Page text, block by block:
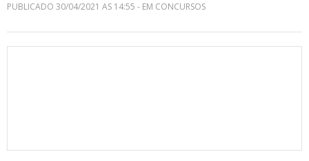
PUBLICADO 30/04/2021 AS 14:55 - EM CONCURSOS